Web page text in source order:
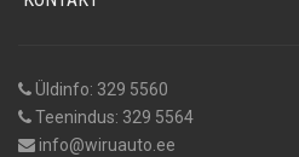
Üldinfo: 329 5560
Teenindus: 329 5564
info@wiruauto.ee